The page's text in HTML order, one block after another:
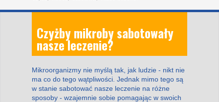
Czyżby mikroby sabotowały
nasze leczenie?
Mikroorganizmy nie myślą tak, jak ludzie - nikt nie
ma co do tego wątpliwości. Jednak mimo tego są
w stanie sabotować nasze leczenie na różne
sposoby - wzajemnie sobie pomagając w swoich